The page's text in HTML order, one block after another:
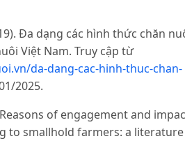
Đa dạng các hình thức chăn
Việt Nam. Truy cập từ
da-dang-cac-hinh-thuc-chan-
2025.
Reasons of engagement and
to smallhold farmers: a literature